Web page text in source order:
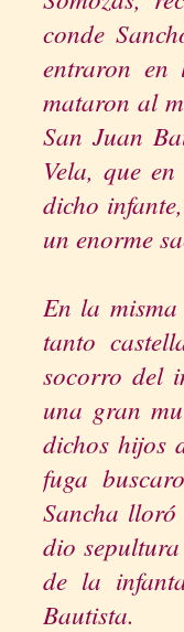
conde
entraron en
mataron al
San Juan
Vela, que
dicho
un enorme
En la misma
tanto
socorro del
una gran
dichos hijos
fuga
Sancha
dio
de la
Bautista.